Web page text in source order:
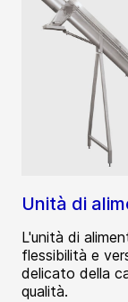
Unità di
L'unità di
flessibilità e
delicato della
qualità.